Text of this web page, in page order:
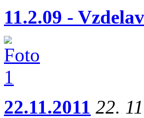
11.2.09 -
22.11.2011 22.